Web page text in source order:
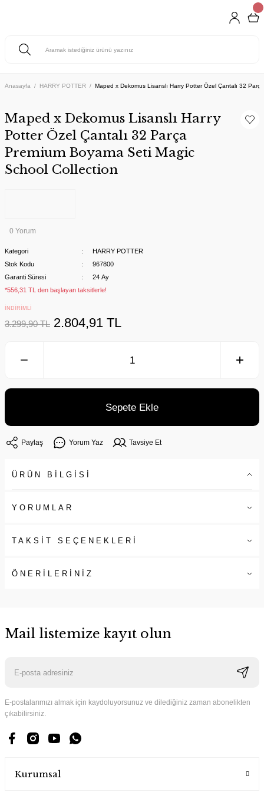
Anasayfa HARRY POTTER Maped x Dekomus Lisanslı Harry Potter Özel Çantalı 32
Maped x Dekomus Lisanslı Harry
Potter Özel Çantalı 32 Parça
Premium Boyama Seti Magic
School Collection
0 Yorum
Kategori
HARRY POTTER
Stok Kodu
967800
Garanti Süresi
24 Ay
*556,31 TL den başlayan taksitlerle!
İNDİRİMLİ
3.299,90 TL 2.804,91 TL
Sepete Ekle
Paylaş Yorum Yaz Tavsiye Et
ÜRÜN BİLGİSİ
YORUMLAR
TAKSİT SEÇENEKLERİ
ÖNERİLERİNİZ
Mail listemize kayıt olun
E-postalarımızı almak için kaydoluyorsunuz ve dilediğiniz zaman abonelikten
çıkabilirsiniz.
Kurumsal